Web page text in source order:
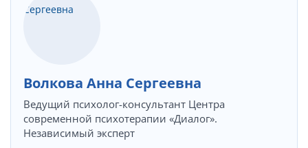
Волкова Анна Сергеевна
Ведущий психолог-консультант Центра
современной психотерапии «Диалог».
Независимый эксперт